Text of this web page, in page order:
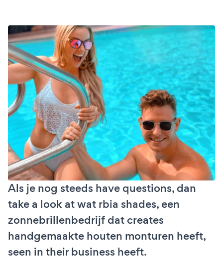
Als je nog steeds have questions, dan
take a look at wat rbia shades, een
zonnebrillenbedrijf dat creates
handgemaakte houten monturen heeft,
seen in their business heeft.